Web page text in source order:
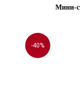
Мини-
-40%